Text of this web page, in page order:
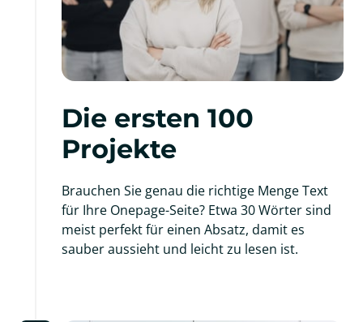
Die ersten 100
Projekte
Brauchen Sie genau die richtige Menge Text
für Ihre Onepage-Seite? Etwa 30 Wörter sind
meist perfekt für einen Absatz, damit es
sauber aussieht und leicht zu lesen ist.